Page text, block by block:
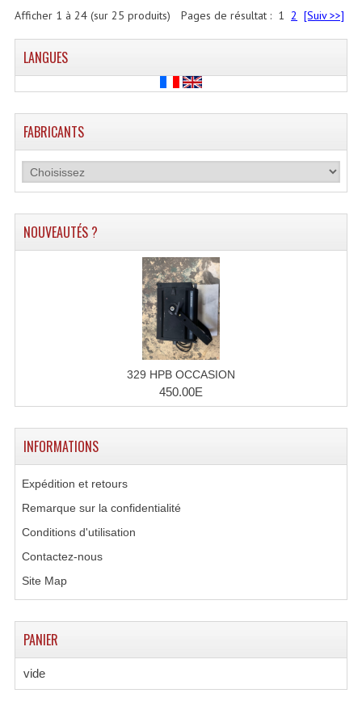
Pages de résultat : 1 2 [Suiv >>]
Afficher 1 à 24(sur 25 produits)
LANGUES
FABRICANTS
NOUVEAUTÉS ?
329 HPB OCCASION
450.00E
INFORMATIONS
Expédition et retours
Remarque sur la confidentialité
Conditions d'utilisation
Contactez-nous
Site Map
PANIER
vide